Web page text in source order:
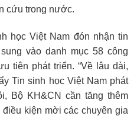
cứu trong nước.
học Việt Nam đón nhận tin
vào danh mục 58 công
tiên phát triển. “Về lâu dài,
Tin sinh học Việt Nam phát
Bộ KH&CN cần tăng thêm
kiện mời các chuyên gia